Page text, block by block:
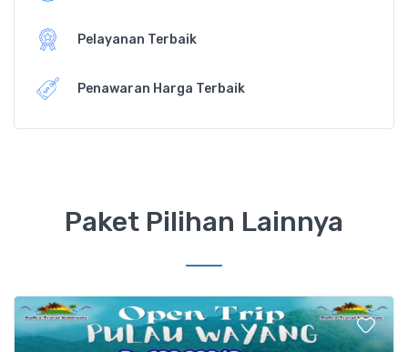
Pelayanan Terbaik
Penawaran Harga Terbaik
Paket Pilihan Lainnya